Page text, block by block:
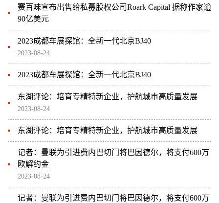
赛百味宣布出售给私募股权公司Roark Capital 据称作家逾
90亿美元
2023成都车展探馆：全新一代北京BJ40
2023-08-24
2023成都车展探馆：全新一代北京BJ40
东湖评论：培育专精特新企业，护航城市高质量发展
2023-08-24
东湖评论：培育专精特新企业，护航城市高质量发展
记者：曼联为引进费内巴切门将巴因德尔，将支付600万
欧解约金
2023-08-24
记者：曼联为引进费内巴切门将巴因德尔，将支付600万